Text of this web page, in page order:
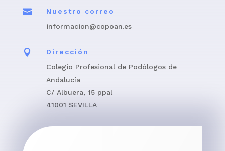

Nuestro correo
informacion@copoan.es

Dirección
Colegio Profesional de Podólogos de
Andalucía
C/ Albuera, 15 ppal
41001 SEVILLA